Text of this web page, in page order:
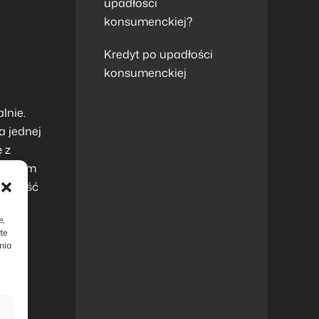
jednej
z
konsumenckiej?
Kredyt po upadłości
konsumenckiej